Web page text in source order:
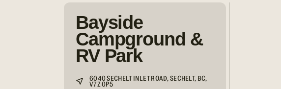
Bayside
Campground &
RV Park
6040 SECHELT INLET ROAD, SECHELT, BC,
V7Z 0P5